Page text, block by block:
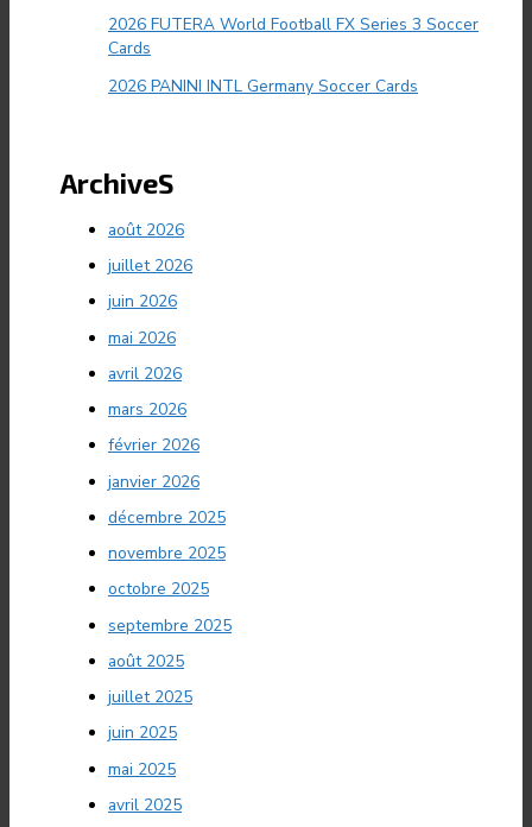
2026 FUTERA World Football FX Series 3 Soccer
Cards
2026 PANINI INTL Germany Soccer Cards
ArchiveS
août 2026
juillet 2026
juin 2026
mai 2026
avril 2026
mars 2026
février 2026
janvier 2026
décembre 2025
novembre 2025
octobre 2025
septembre 2025
août 2025
juillet 2025
juin 2025
mai 2025
avril 2025